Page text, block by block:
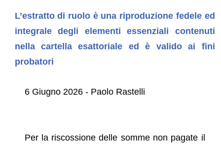
L’estratto di ruolo è una riproduzione fedele ed
integrale degli elementi essenziali contenuti
nella cartella esattoriale ed è valido ai fini
probatori
6 Giugno 2026 - Paolo Rastelli
Per la riscossione delle somme non pagate il